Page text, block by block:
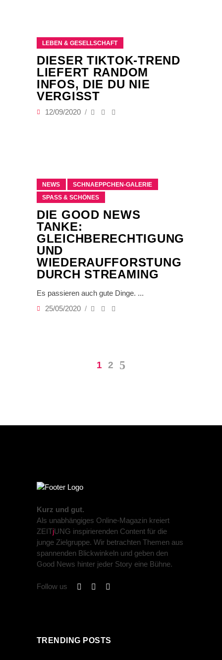
LEBEN & GESELLSCHAFT
DIESER TIKTOK-TREND
LIEFERT RANDOM
INFOS, DIE DU NIE
VERGISST
12/09/2020
NEWS
SCHNAEPPCHEN-GALERIE
SPASS & SCHÖNES
DIE GOOD NEWS
TANKE:
GLEICHBERECHTIGUNG
UND
WIEDERAUFFORSTUNG
DURCH STREAMING
Es passieren auch gute Dinge.
25/05/2020
1 2
Kurz und gut.
Als unabhängiges Online-Magazin kreiert
ZEITjUNG inspirierenden Content für die
junge Zielgruppe. Wir betrachten Themen aus
spannenden Blickwinkeln und geben den
Good News hinter jeder Story eine Bühne.
Follow us
TRENDING POSTS